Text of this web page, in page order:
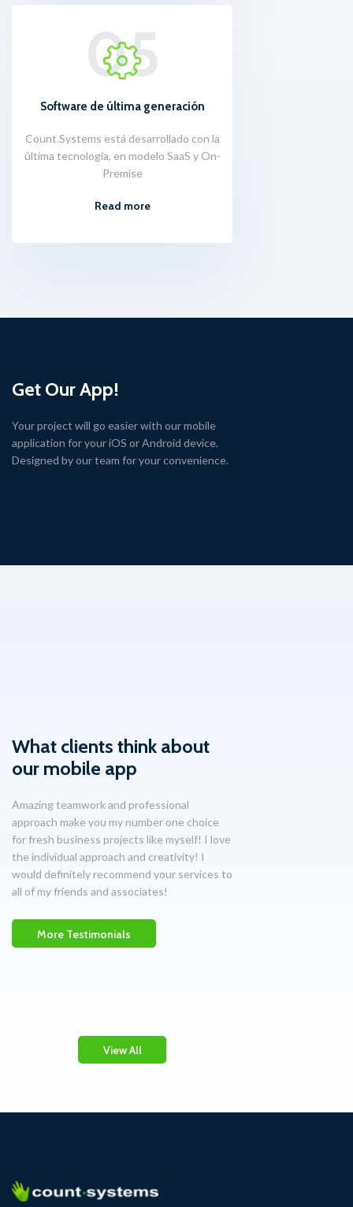
05
Software de última generación
Count.Systems está desarrollado con la
última tecnología, en modelo SaaS y On-
Premise
Read more
Get Our App!
Your project will go easier with our mobile
application for your iOS or Android device.
Designed by our team for your convenience.
What clients think about
our mobile app
Amazing teamwork and professional
approach make you my number one choice
for fresh business projects like myself! I love
the individual approach and creativity! I
would definitely recommend your services to
all of my friends and associates!
More Testimonials
View All